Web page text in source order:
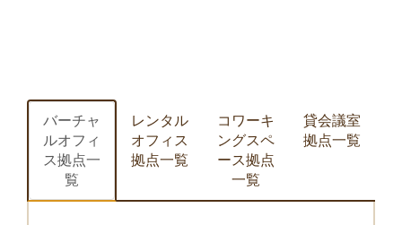
バーチャ
ルオフィ
ス拠点一
覧
レンタル
オフィス
拠点一覧
コワーキ
ングスペ
ース拠点
一覧
貸会議室
拠点一覧